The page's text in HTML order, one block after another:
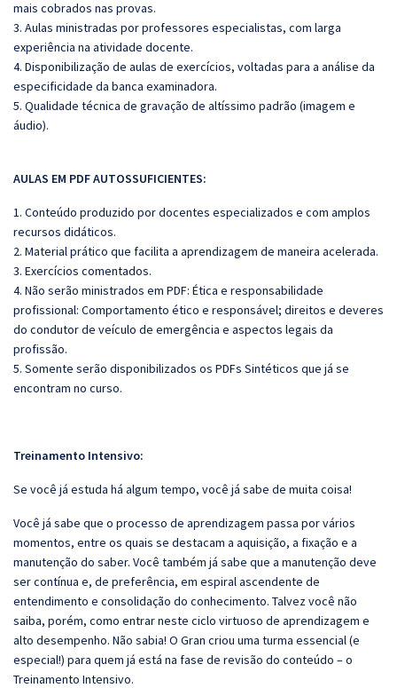
mais cobrados nas provas.
3. Aulas ministradas por professores especialistas, com larga
experiência na atividade docente.
4. Disponibilização de aulas de exercícios, voltadas para a análise da
especificidade da banca examinadora.
5. Qualidade técnica de gravação de altíssimo padrão (imagem e
áudio).
AULAS EM PDF AUTOSSUFICIENTES:
1. Conteúdo produzido por docentes especializados e com amplos
recursos didáticos.
2. Material prático que facilita a aprendizagem de maneira acelerada.
3. Exercícios comentados.
4. Não serão ministrados em PDF: Ética e responsabilidade
profissional: Comportamento ético e responsável; direitos e deveres
do condutor de veículo de emergência e aspectos legais da
profissão.
5. Somente serão disponibilizados os PDFs Sintéticos que já se
encontram no curso.
Treinamento Intensivo:
Se você já estuda há algum tempo, você já sabe de muita coisa!
Você já sabe que o processo de aprendizagem passa por vários
momentos, entre os quais se destacam a aquisição, a fixação e a
manutenção do saber. Você também já sabe que a manutenção deve
ser contínua e, de preferência, em espiral ascendente de
entendimento e consolidação do conhecimento. Talvez você não
saiba, porém, como entrar neste ciclo virtuoso de aprendizagem e
alto desempenho. Não sabia! O Gran criou uma turma essencial (e
especial!) para quem já está na fase de revisão do conteúdo – o
Treinamento Intensivo.